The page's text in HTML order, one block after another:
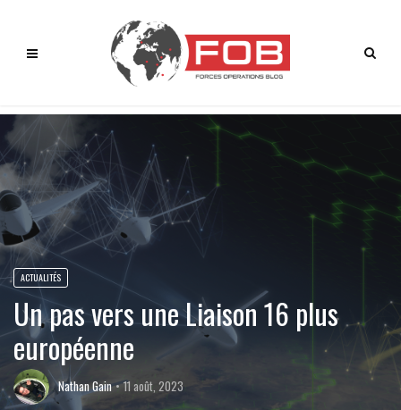
ACTUALITÉS
Un pas vers une Liaison 16 plus
européenne
Nathan Gain 11 août, 2023